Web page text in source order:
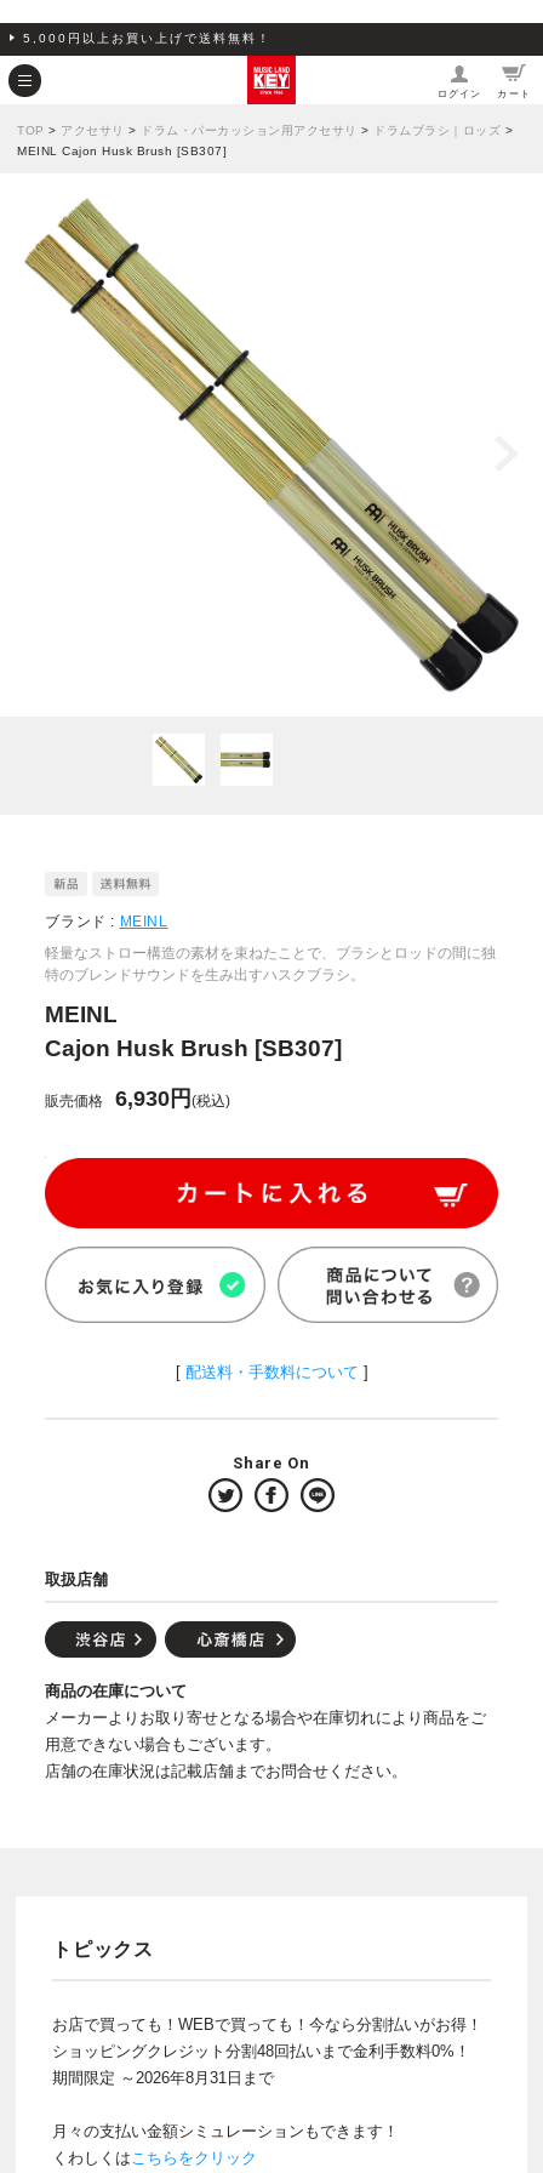
5,000円以上お買い上げで送料無料！
ログイン カート
TOP > アクセサリ > ドラム・パーカッション用アクセサリ > ドラムブラシ｜ロッズ >
MEINL Cajon Husk Brush [SB307]
ブランド : MEINL
軽量なストロー構造の素材を束ねたことで、ブラシとロッドの間に独
特のブレンドサウンドを生み出すハスクブラシ。
MEINL
Cajon Husk Brush [SB307]
販売価格 6,930円(税込)
[ 配送料・手数料について ]
Share On
取扱店舗
商品の在庫について
メーカーよりお取り寄せとなる場合や在庫切れにより商品をご
用意できない場合もございます。
店舗の在庫状況は記載店舗までお問合せください。
トピックス
お店で買っても！WEBで買っても！今なら分割払いがお得！
ショッピングクレジット分割48回払いまで金利手数料0%！
期間限定 ～2026年8月31日まで
月々の支払い金額シミュレーションもできます！
くわしくはこちらをクリック